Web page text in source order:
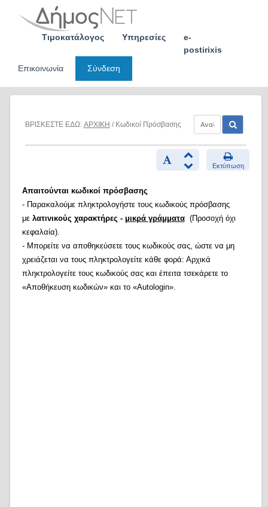
Τιμοκατάλογος Υπηρεσίες
e-
postirixis
Επικοινωνία
Σύνδεση
ΒΡΙΣΚΕΣΤΕ ΕΔΩ: ΑΡΧΙΚΗ / Κωδικοί Πρόσβασης
Εκτύπωση
Απαιτούνται κωδικοί πρόσβασης
- Παρακαλούμε πληκτρολογήστε τους κωδικούς πρόσβασης
με λατινικούς χαρακτήρες - μικρά γράμματα(Προσοχή όχι
κεφαλαία).
- Μπορείτε να αποθηκεύσετε τους κωδικούς σας, ώστε να μη
χρειάζεται να τους πληκτρολογείτε κάθε φορά: Αρχικά
πληκτρολογείτε τους κωδικούς σας και έπειτα τσεκάρετε το
«Αποθήκευση κωδικών» και το «Autologin».